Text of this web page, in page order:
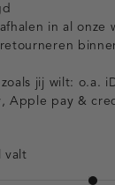
in al onze
jij wilt: o.a.
Apple pay &
valt